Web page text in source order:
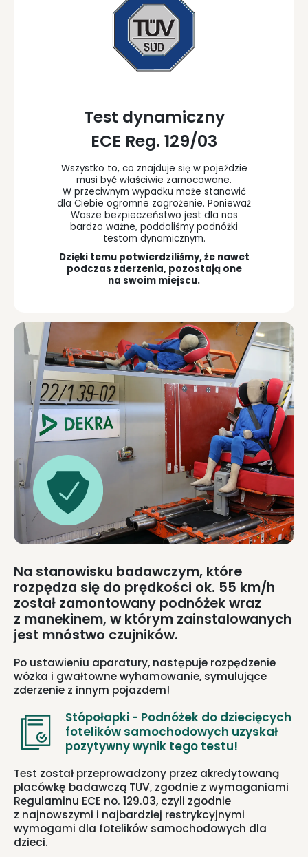
Test dynamiczny
ECE Reg. 129/03
Wszystko to, co znajduje się w pojeździe
musi być właściwie zamocowane.
W przeciwnym wypadku może stanowić
dla Ciebie ogromne zagrożenie. Ponieważ
Wasze bezpieczeństwo jest dla nas
bardzo ważne, poddaliśmy podnóżki
testom dynamicznym.
Dzięki temu potwierdziliśmy, że nawet
podczas zderzenia, pozostają one
na swoim miejscu.
Na stanowisku badawczym, które
rozpędza się do prędkości ok. 55 km/h
został zamontowany podnóżek wraz
z manekinem, w którym zainstalowanych
jest mnóstwo czujników.
Po ustawieniu aparatury, następuje rozpędzenie
wózka i gwałtowne wyhamowanie, symulujące
zderzenie z innym pojazdem!
Stópołapki - Podnóżek do dziecięcych
fotelików samochodowych uzyskał
pozytywny wynik tego testu!
Test został przeprowadzony przez akredytowaną
placówkę badawczą TUV, zgodnie z wymaganiami
Regulaminu ECE no. 129.03, czyli zgodnie
z najnowszymi i najbardziej restrykcyjnymi
wymogami dla fotelików samochodowych dla
dzieci.